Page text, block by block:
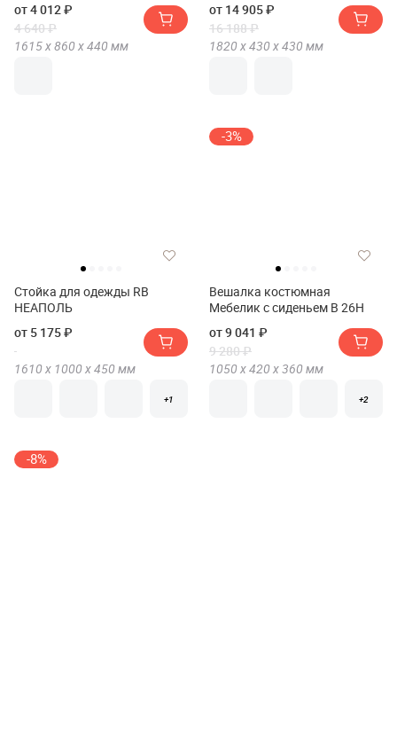
от 4 012 ₽
4 640 ₽
1615 х860 х440 мм
от 14 905 ₽
16 188 ₽
1820 х430 х430 мм
Стойка для одежды RB
НЕАПОЛЬ
от 5 175 ₽
1610 х 1000 х450 мм
+1
-3%
Вешалка костюмная
Мебелик с сиденьем В 26Н
от 9 041 ₽
9 280 ₽
1050 х420 х360 мм
+2
-8%